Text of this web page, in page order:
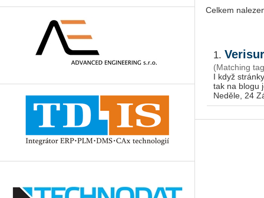
Celkem
1.
(Matching
I když
tak na blogu
Neděle, 24